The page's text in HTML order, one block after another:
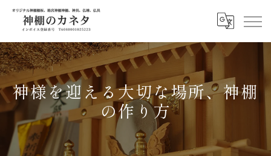
神様を迎える大切な場所、神棚
の作り方